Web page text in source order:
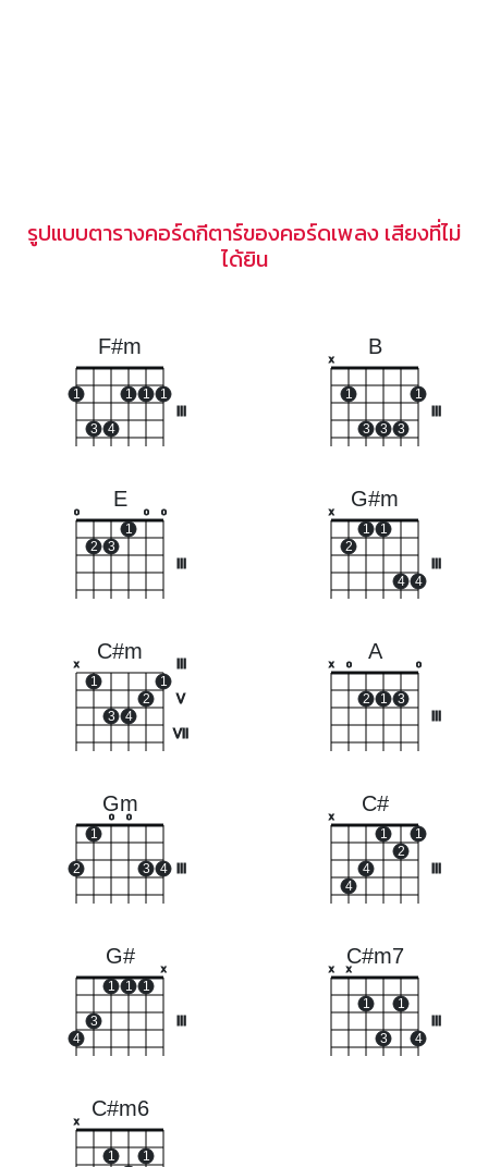
รูปแบบตารางคอร์ดกีตาร์ของคอร์ดเพลง เสียงที่ไม่
ได้ยิน
F#m
1
3 4
1 1 1
B
x
1
3 3 3
1
E
o
2 3
1
o o
G#m
x
2
1 1
4 4
C#m
V
VII
x
1
3 4
2
1
A
x o
2 1 3
o
Gm
2
1
o o
3 4
C#
x
4
4
1
2
1
G#
4
3
1 1 1
x
C#m7
x x
1
3
1
4
C#m6
x
1
1